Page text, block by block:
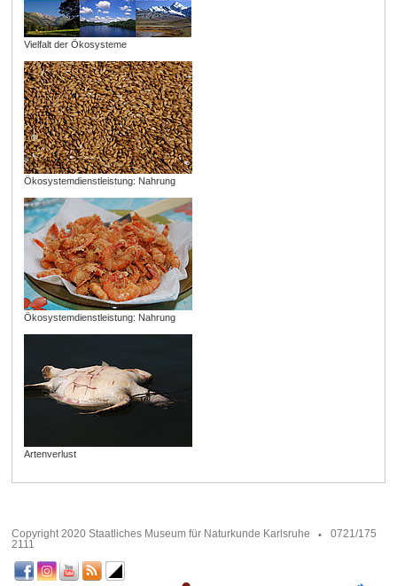
Vielfalt der Ökosysteme
Ökosystemdienstleistung: Nahrung
Ökosystemdienstleistung: Nahrung
Artenverlust
Copyright 2020 Staatliches Museum für Naturkunde Karlsruhe
0721/175
2111